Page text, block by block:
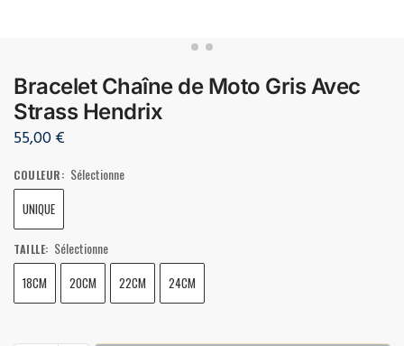
Bracelet Chaîne de Moto Gris Avec
Strass Hendrix
55,00€
COULEUR: Sélectionne
UNIQUE
TAILLE: Sélectionne
18CM 20CM 22CM 24CM